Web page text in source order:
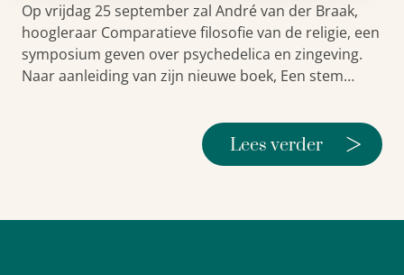
Op vrijdag 25 september zal André van der Braak,
hoogleraar Comparatieve filosofie van de religie, een
symposium geven over psychedelica en zingeving.
Naar aanleiding van zijn nieuwe boek, Een stem…
Lees verder >